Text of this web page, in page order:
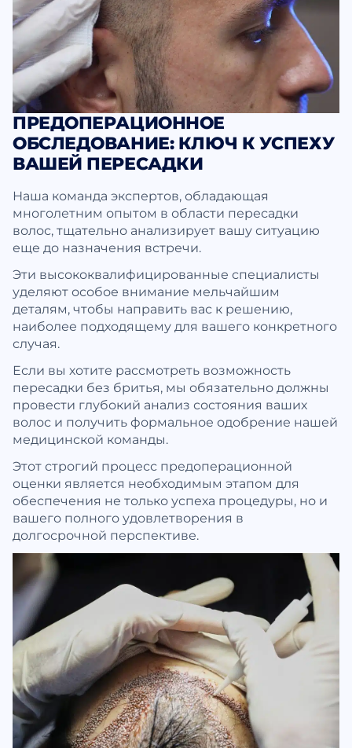
ПРЕДОПЕРАЦИОННОЕ
ОБСЛЕДОВАНИЕ: КЛЮЧ К УСПЕХУ
ВАШЕЙ ПЕРЕСАДКИ
Наша команда экспертов, обладающая
многолетним опытом в области пересадки
волос, тщательно анализирует вашу ситуацию
еще до назначения встречи.
Эти высококвалифицированные специалисты
уделяют особое внимание мельчайшим
деталям, чтобы направить вас к решению,
наиболее подходящему для вашего конкретного
случая.
Если вы хотите рассмотреть возможность
пересадки без бритья, мы обязательно должны
провести глубокий анализ состояния ваших
волос и получить формальное одобрение нашей
медицинской команды.
Этот строгий процесс предоперационной
оценки является необходимым этапом для
обеспечения не только успеха процедуры, но и
вашего полного удовлетворения в
долгосрочной перспективе.